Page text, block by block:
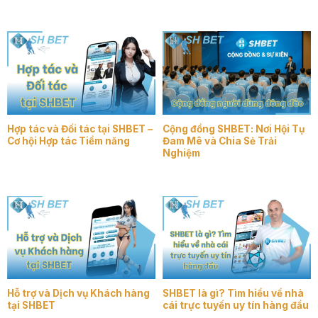
Hợp tác và Đối tác tại SHBET –
Cơ hội Hợp tác Tiềm năng
Cộng đồng SHBET: Nơi Hội Tụ
Đam Mê và Chia Sẻ Trải
Nghiệm
Hỗ trợ và Dịch vụ Khách hàng
tại SHBET
SHBET là gì? Tìm hiểu về nhà
cái trực tuyến uy tín hàng đầu